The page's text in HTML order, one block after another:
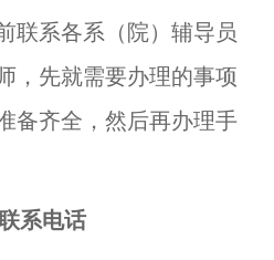
联系各系（院）辅导员
，先就需要办理的事项
备齐全，然后再办理手
系电话